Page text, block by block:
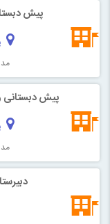
پیش
پیش دبستانی